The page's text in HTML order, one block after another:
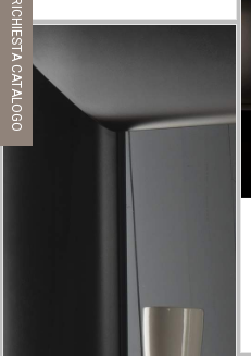
RICHIESTA CATALOGO